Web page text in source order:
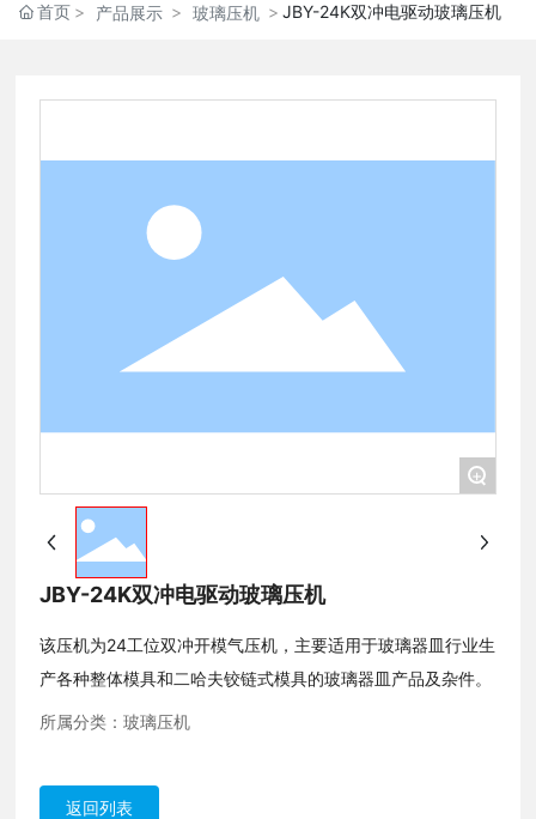
首页 产品展示 玻璃压机 JBY-24K双冲电驱动玻璃压机
+
JBY-24K双冲电驱动玻璃压机
该压机为24工位双冲开模气压机，主要适用于玻璃器皿行业生
产各种整体模具和二哈夫铰链式模具的玻璃器皿产品及杂件。
所属分类：玻璃压机
返回列表